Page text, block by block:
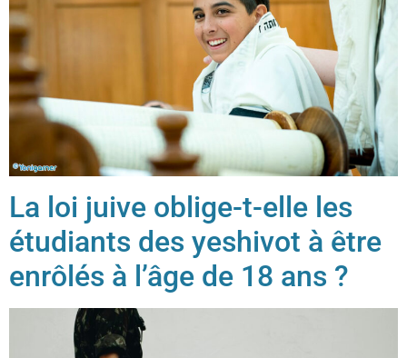
La loi juive oblige-t-elle les
étudiants des yeshivot à être
enrôlés à l’âge de 18 ans ?